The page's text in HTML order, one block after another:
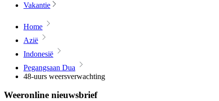
Vakantie
Home
Azië
Indonesië
Pegangsaan Dua
48-uurs weersverwachting
Weeronline nieuwsbrief